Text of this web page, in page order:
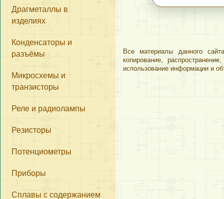
обратной связи
этом
Мы находимся в
имеем
Все материалы данного
копирование,
использование информации и
Драгметаллы в
изделиях
Конденсаторы и
разъёмы
Микросхемы и
транзисторы
Реле и радиолампы
Резисторы
Потенциометры
Приборы
Сплавы с содержанием